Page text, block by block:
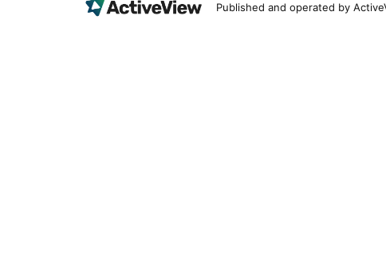
Published and operated by